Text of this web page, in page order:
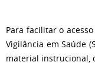
Para facilitar o
Vigilância em Saúde
material instrucional,